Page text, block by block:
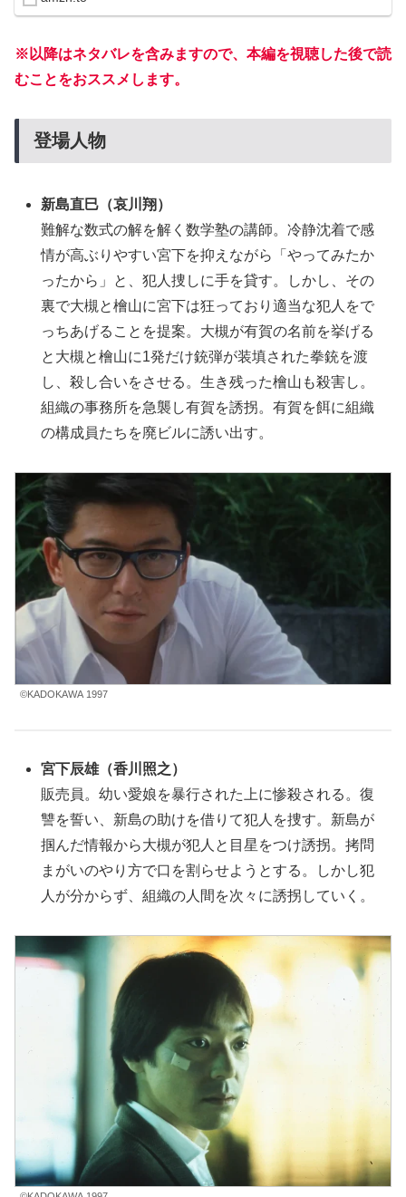
※以降はネタバレを含みますので、本編を視聴した後で読
むことをおススメします。
登場人物
新島直巳 （哀川翔）
難解な数式の解を解く数学塾の講師。冷静沈着で感
情が高ぶりやすい宮下を抑えながら「やってみたか
ったから」と、犯人捜しに手を貸す。しかし、その
裏で大槻と檜山に宮下は狂っており適当な犯人をで
っちあげることを提案。大槻が有賀の名前を挙げる
と大槻と檜山に1発だけ銃弾が装填された拳銃を渡
し、殺し合いをさせる。生き残った檜山も殺害し。
組織の事務所を急襲し有賀を誘拐。有賀を餌に組織
の構成員たちを廃ビルに誘い出す。
©KADOKAWA 1997
宮下辰雄（香川照之）
販売員。幼い愛娘を暴行された上に惨殺される。復
讐を誓い、新島の助けを借りて犯人を捜す。新島が
掴んだ情報から大槻が犯人と目星をつけ誘拐。拷問
まがいのやり方で口を割らせようとする。しかし犯
人が分からず、組織の人間を次々に誘拐していく。